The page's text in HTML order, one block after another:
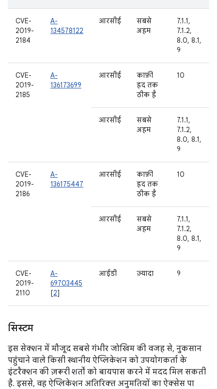
CVE-
2019-
2184
A-
134578122
आरसीई
सबसे
अहम
7.1.1,
7.1.2,
8.0, 8.1,
9
CVE-
2019-
2185
A-
136173699
आरसीई
काफ़ी
हद तक
ठीक है
10
आरसीई
सबसे
अहम
7.1.1,
7.1.2,
8.0, 8.1,
9
CVE-
2019-
2186
A-
136175447
आरसीई
काफ़ी
हद तक
ठीक है
10
आरसीई
सबसे
अहम
7.1.1,
7.1.2,
8.0, 8.1,
9
CVE-
2019-
2110
A-
69703445
[2]
आईडी ज़्यादा 9
सिस्टम
इस सेक्शन में मौजूद सबसे गंभीर जोखिम की वजह से, नुकसान
पहुंचाने वाले किसी स्थानीय ऐप्लिकेशन को उपयोगकर्ता के
इंटरैक्शन की ज़रूरी शर्तों को बायपास करने में मदद मिल सकती
है. इससे, वह ऐप्लिकेशन अतिरिक्त अनुमतियों का ऐक्सेस पा